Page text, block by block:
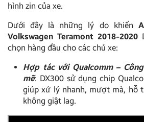
hình zin của xe.
Dưới đây là những lý do khiến
Volkswagen Teramont 2018-2020
chọn hàng đầu cho các chủ xe:
Hợp tác với Qualcomm –
mẽ: DX300 sử dụng chip
giúp xử lý nhanh, mượt mà, hỗ
không giật lag.